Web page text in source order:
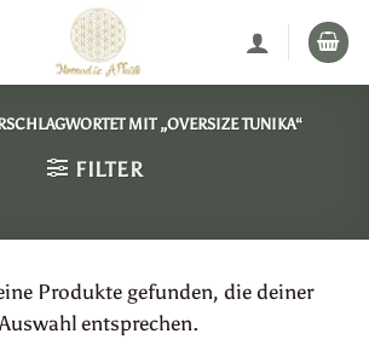
MIT „OVERSIZE TUNIKA“
FILTER
Produkte gefunden, die deiner
entsprechen.